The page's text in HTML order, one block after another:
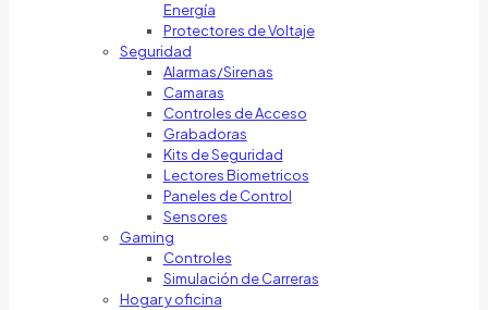
Energía
Protectores de Voltaje
Seguridad
Alarmas/Sirenas
Camaras
Controles de Acceso
Grabadoras
Kits de Seguridad
Lectores Biometricos
Paneles de Control
Sensores
Gaming
Controles
Simulación de Carreras
Hogar y oficina